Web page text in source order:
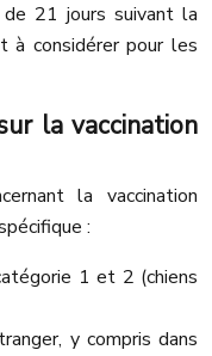
de 21 jours suivant la
à considérer pour les
la vaccination
la vaccination
:
1 et 2 (chiens
y compris dans